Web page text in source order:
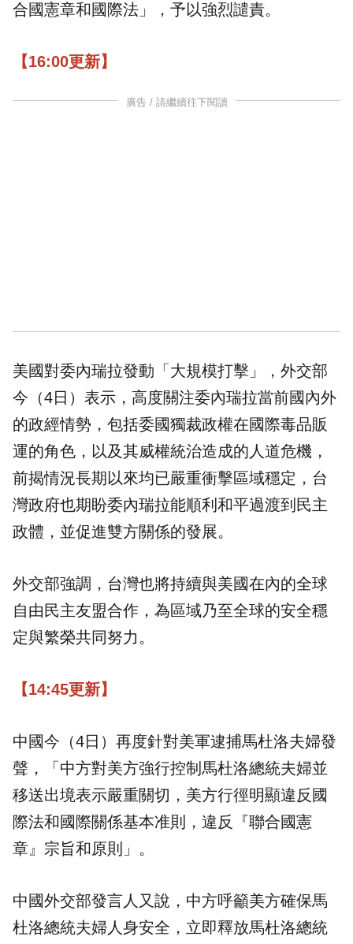
合國憲章和國際法」，予以強烈譴責。
【16:00更新】
廣告 / 請繼續往下閱讀
美國對委內瑞拉發動「大規模打擊」，外交部
今（4日）表示，高度關注委內瑞拉當前國內外
的政經情勢，包括委國獨裁政權在國際毒品販
運的角色，以及其威權統治造成的人道危機，
前揭情況長期以來均已嚴重衝擊區域穩定，台
灣政府也期盼委內瑞拉能順利和平過渡到民主
政體，並促進雙方關係的發展。
外交部強調，台灣也將持續與美國在內的全球
自由民主友盟合作，為區域乃至全球的安全穩
定與繁榮共同努力。
【14:45更新】
中國今（4日）再度針對美軍逮捕馬杜洛夫婦發
聲，「中方對美方強行控制馬杜洛總統夫婦並
移送出境表示嚴重關切，美方行徑明顯違反國
際法和國際關係基本准則，違反『聯合國憲
章』宗旨和原則」。
中國外交部發言人又說，中方呼籲美方確保馬
杜洛總統夫婦人身安全，立即釋放馬杜洛總統